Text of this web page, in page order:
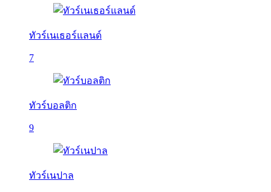
ทัวร์เนเธอร์แลนด์
7
ทัวร์บอลติก
9
ทัวร์เนปาล